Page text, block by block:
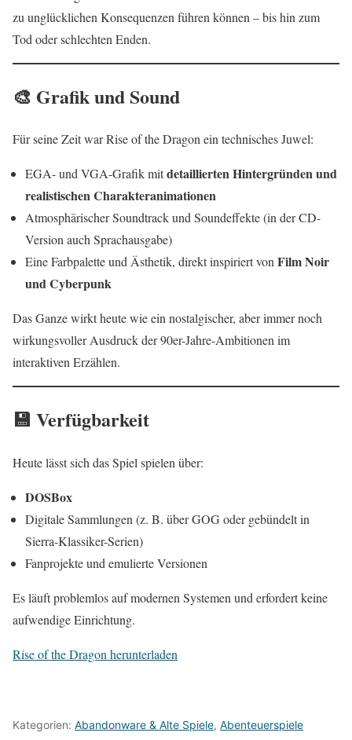
zu unglücklichen Konsequenzen führen können – bis hin zum
Tod oder schlechten Enden.
🎨 Grafik und Sound
Für seine Zeit war Rise of the Dragon ein technisches Juwel:
EGA- und VGA-Grafik mitdetaillierten Hintergründen und
realistischen Charakteranimationen
Atmosphärischer Soundtrack und Soundeffekte (in der CD-
Version auch Sprachausgabe)
Eine Farbpalette und Ästhetik, direkt inspiriert vonFilm Noir
und Cyberpunk
Das Ganze wirkt heute wie ein nostalgischer, aber immer noch
wirkungsvoller Ausdruck der 90er-Jahre-Ambitionen im
interaktiven Erzählen.
💾 Verfügbarkeit
Heute lässt sich das Spiel spielen über:
DOSBox
Digitale Sammlungen (z. B. über GOG oder gebündelt in
Sierra-Klassiker-Serien)
Fanprojekte und emulierte Versionen
Es läuft problemlos auf modernen Systemen und erfordert keine
aufwendige Einrichtung.
Rise of the Dragon herunterladen
Kategorien: Abandonware & Alte Spiele, Abenteuerspiele